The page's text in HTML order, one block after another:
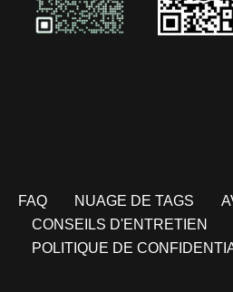
FAQ NUAGE DE TAGS
CONSEILS D'ENTRETIEN
POLITIQUE DE